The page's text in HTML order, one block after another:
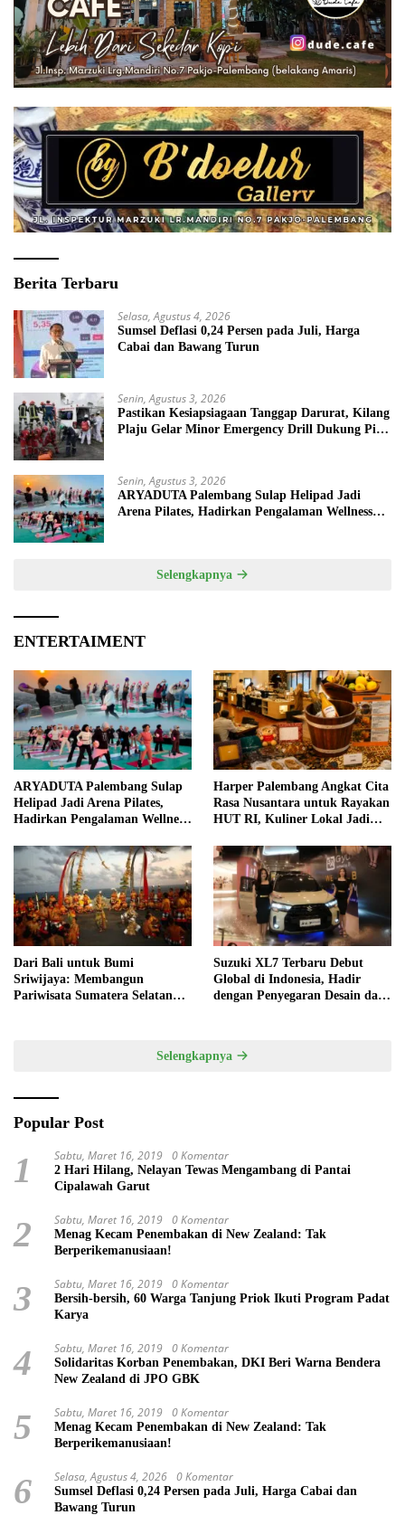
Berita Terbaru
Selasa, Agustus 4, 2026
Sumsel Deflasi 0,24 Persen pada Juli, Harga
Cabai dan Bawang Turun
Senin, Agustus 3, 2026
Pastikan Kesiapsiagaan Tanggap Darurat, Kilang
Plaju Gelar Minor Emergency Drill Dukung Pit
Senin, Agustus 3, 2026
ARYADUTA Palembang Sulap Helipad Jadi
Arena Pilates, Hadirkan Pengalaman Wellness
Selengkapnya
ENTERTAIMENT
ARYADUTA Palembang Sulap
Helipad Jadi Arena Pilates,
Hadirkan Pengalaman Wellness
Harper Palembang Angkat Cita
Rasa Nusantara untuk Rayakan
HUT RI, Kuliner Lokal Jadi
Dari Bali untuk Bumi
Sriwijaya: Membangun
Pariwisata Sumatera Selatan
Suzuki XL7 Terbaru Debut
Global di Indonesia, Hadir
dengan Penyegaran Desain dan
Selengkapnya
Popular Post
1 Sabtu, Maret 16, 2019 0 Komentar
2 Hari Hilang, Nelayan Tewas Mengambang di Pantai
Cipalawah Garut
2 Sabtu, Maret 16, 2019 0 Komentar
Menag Kecam Penembakan di New Zealand: Tak
Berperikemanusiaan!
3 Sabtu, Maret 16, 2019 0 Komentar
Bersih-bersih, 60 Warga Tanjung Priok Ikuti Program Padat
Karya
4 Sabtu, Maret 16, 2019 0 Komentar
Solidaritas Korban Penembakan, DKI Beri Warna Bendera
New Zealand di JPO GBK
5 Sabtu, Maret 16, 2019 0 Komentar
Menag Kecam Penembakan di New Zealand: Tak
Berperikemanusiaan!
6 Selasa, Agustus 4, 2026 0 Komentar
Sumsel Deflasi 0,24 Persen pada Juli, Harga Cabai dan
Bawang Turun